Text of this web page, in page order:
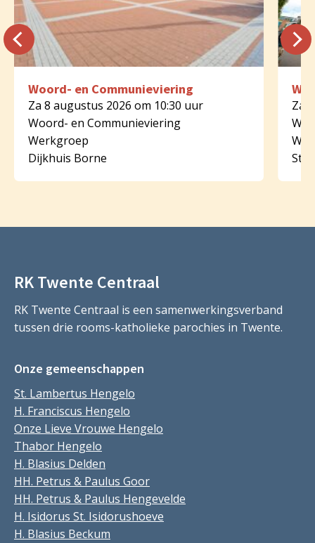
Woord- en Communieviering
Za 8 augustus 2026 om 10:30 uur
Woord- en Communieviering
Werkgroep
Dijkhuis Borne
Za
St.
RK Twente Centraal
RK Twente Centraal is een samenwerkingsverband
tussen drie rooms-katholieke parochies in Twente.
Onze gemeenschappen
St. Lambertus Hengelo
H. Franciscus Hengelo
Onze Lieve Vrouwe Hengelo
Thabor Hengelo
H. Blasius Delden
HH. Petrus & Paulus Goor
HH. Petrus & Paulus Hengevelde
H. Isidorus St. Isidorushoeve
H. Blasius Beckum